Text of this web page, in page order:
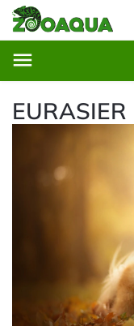
EURASIER